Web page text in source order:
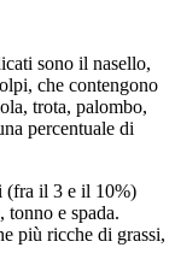
sono il nasello,
che contengono
trota, palombo,
percentuale di
(fra il 3 e il 10%)
tonno e spada.
più ricche di grassi,